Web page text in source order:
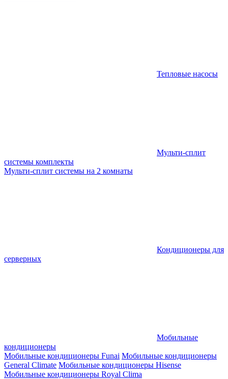
Тепловые насосы
Мульти-сплит
системы комплекты
Мульти-сплит системы на 2 комнаты
Кондиционеры для
серверных
Мобильные
кондиционеры
Мобильные кондиционеры Funai Мобильные кондиционеры
General Climate Мобильные кондиционеры Hisense
Мобильные кондиционеры Royal Clima